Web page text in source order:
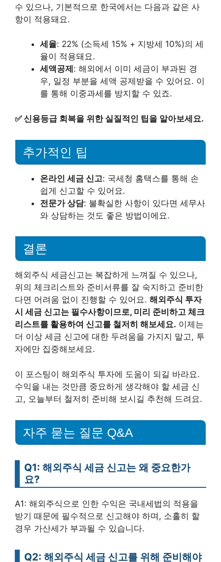
수 있으나, 기본적으로 한국에서는 다음과 같은 사
항이 적용돼요.
세율: 22% (소득세 15% + 지방세 10%)의 세
율이 적용돼요.
세액공제 : 해외에서 이미 세금이 부과된 경
우, 일정 부분을 세액 공제받을 수 있어요. 이
를 통해 이중과세를 방지할 수 있죠.
✅신용등급 회복을 위한 실질적인 팁을 알아보세요.
추가적인 팁
온라인 세금 신고: 국세청 홈택스를 통해 손
쉽게 신고할 수 있어요.
전문가 상담: 불확실한 사항이 있다면 세무사
와 상담하는 것도 좋은 방법이에요.
결론
해외주식 세금신고는 복잡하게 느껴질 수 있으나,
위의 체크리스트와 준비서류를 잘 숙지하고 준비한
다면 어려움 없이 진행할 수 있어요. 해외주식 투자
시 세금 신고는 필수사항이므로, 미리 준비하고 체크
리스트를 활용하여 신고를 철저히 해보세요. 이제는
더 이상 세금 신고에 대한 두려움을 가지지 말고, 투
자에만 집중해보세요.
이 포스팅이 해외주식 투자에 도움이 되길 바라요.
수익을 내는 것만큼 중요하게 생각해야 할 세금 신
고, 오늘부터 철저히 준비해 보시길 추천해 드려요.
자주 묻는 질문 Q&A
Q1: 해외주식 세금 신고는 왜 중요한가
요?
A1: 해외주식으로 인한 수익은 국내세법의 적용을
받기 때문에 필수적으로 신고해야 하며, 소홀히 할
경우 가산세가 부과될 수 있습니다.
Q2: 해외주식 세금 신고를 위해 준비해야